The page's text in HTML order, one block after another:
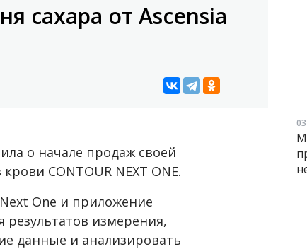
сахара от Ascensia
о начале продаж своей
CONTOUR NEXT ONE.
One и приложение
измерения,
данные и анализировать